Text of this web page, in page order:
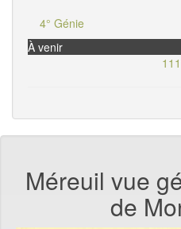
4° Génie
À venir
Méreuil vue
de